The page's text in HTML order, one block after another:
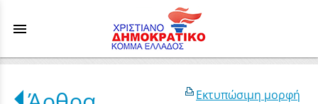
menu
Εκτυπώσιμη μορφή